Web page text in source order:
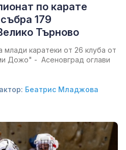
по карате
179
Търново
млади каратеки от 26 клуба от
Дожо" - Асеновград оглави
Беатрис Младжова